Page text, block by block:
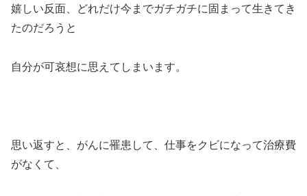
嬉しい反面、どれだけ今までガチガチに固まって生きてき
たのだろうと
自分が可哀想に思えてしまいます。
思い返すと、がんに罹患して、仕事をクビになって治療費
がなくて、